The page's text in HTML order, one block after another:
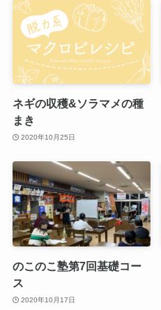
ネギの収穫&ソラマメの種
まき
2020年10月25日
のこのこ塾第7回基礎コー
ス
2020年10月17日